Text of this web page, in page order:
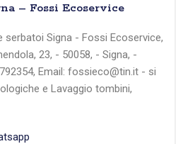
– Fossi Ecoservice
serbatoi Signa - Fossi Ecoservice,
23, - 50058, - Signa, -
Email: fossieco@tin.it - si
e Lavaggio tombini,